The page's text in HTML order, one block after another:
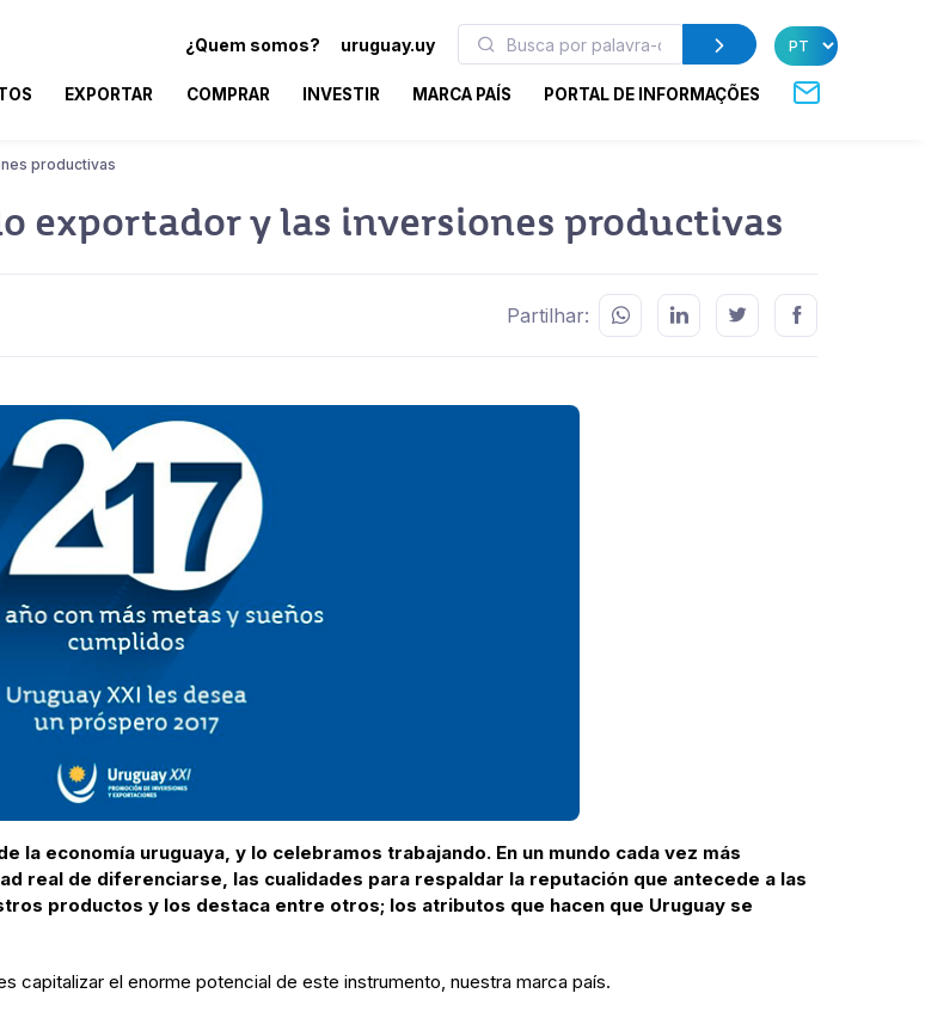
¿Quem somos? uruguay.uy
EXPORTAR COMPRAR INVESTIR MARCA PAÍS PORTAL DE INFORMAÇÕES
productivas
exportador y las inversiones productivas
Partilhar:
la economía uruguaya, y lo celebramos trabajando. En un mundo cada vez más
real de diferenciarse, las cualidades para respaldar la reputación que antecede a las
productos y los destaca entre otros; los atributos que hacen que Uruguay se
capitalizar el enorme potencial de este instrumento, nuestra marca país.